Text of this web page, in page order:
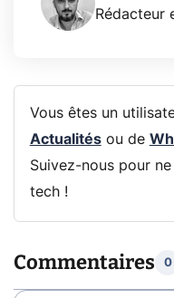
Rédacteur
Vous êtes un
Actualitésou de
Suivez-nous pour
tech !
Commentaires 0